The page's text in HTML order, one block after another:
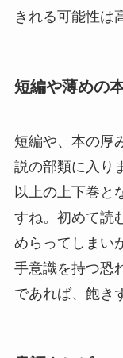
きれる可能性は
短編や薄めの
短編や、本の厚
説の部類に入り
以上の上下巻と
すね。初めて読
めらってしまい
手意識を持つ恐
であれば、飽き